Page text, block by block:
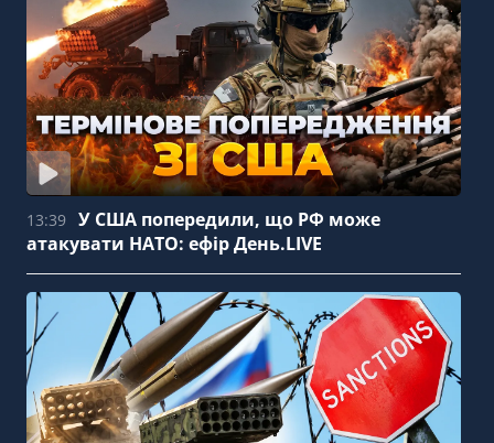
13:39 У США попередили, що РФ може
атакувати НАТО: ефір День.LIVE